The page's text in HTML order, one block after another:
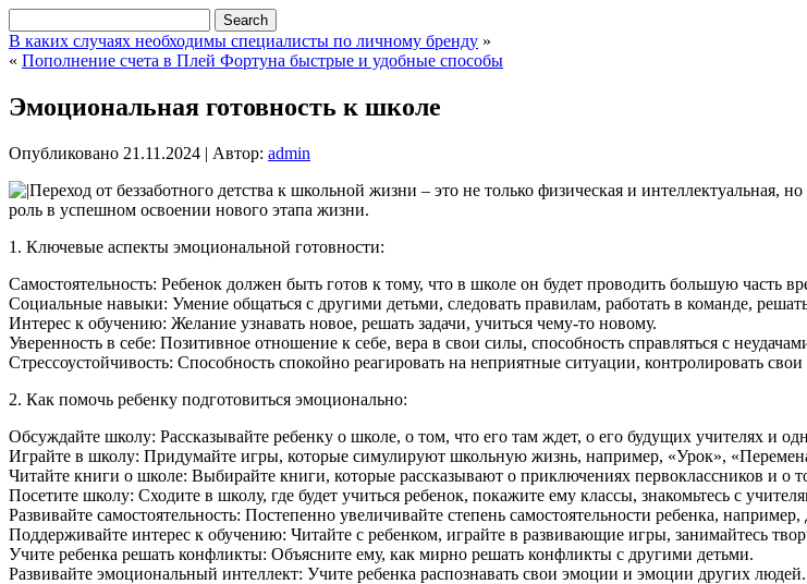
В каких случаях необходимы специалисты по личному бренду »
« Пополнение счета в Плей Фортуна быстрые и удобные способы
Эмоциональная готовность к школе
Опубликовано 21.11.2024 | Автор: admin
Переход от беззаботного детства к школьной жизни – это не только физическая и
роль в успешном освоении нового этапа жизни.
1. Ключевые аспекты эмоциональной готовности:
Самостоятельность: Ребенок должен быть готов к тому, что в школе он будет проводить большую часть
Социальные навыки: Умение общаться с другими детьми, следовать правилам, работать в команде,
Интерес к обучению: Желание узнавать новое, решать задачи, учиться чему-то новому.
Уверенность в себе: Позитивное отношение к себе, вера в свои силы, способность справляться с
Стрессоустойчивость: Способность спокойно реагировать на неприятные ситуации, контролировать
2. Как помочь ребенку подготовиться эмоционально:
Обсуждайте школу: Рассказывайте ребенку о школе, о том, что его там ждет, о его будущих учителях и
Играйте в школу: Придумайте игры, которые симулируют школьную жизнь, например, «Урок»,
Читайте книги о школе: Выбирайте книги, которые рассказывают о приключениях первоклассников и о
Посетите школу: Сходите в школу, где будет учиться ребенок, покажите ему классы, знакомьтесь с
Развивайте самостоятельность: Постепенно увеличивайте степень самостоятельности ребенка,
Поддерживайте интерес к обучению: Читайте с ребенком, играйте в развивающие игры, занимайтесь
Учите ребенка решать конфликты: Объясните ему, как мирно решать конфликты с другими детьми.
Развивайте эмоциональный интеллект: Учите ребенка распознавать свои эмоции и эмоции других людей.